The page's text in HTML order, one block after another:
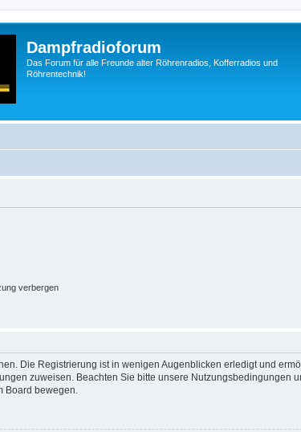
Dampfradioforum
Das Forum für alle Freunde alter Röhrenradios, Kofferradios und
Röhrentechnik!
verbergen
Die Registrierung ist in wenigen Augenblicken erledigt und
zuweisen. Beachten Sie bitte unsere Nutzungsbedingungen
bewegen.